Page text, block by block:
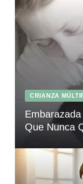
CRIANZA
Que Nunca